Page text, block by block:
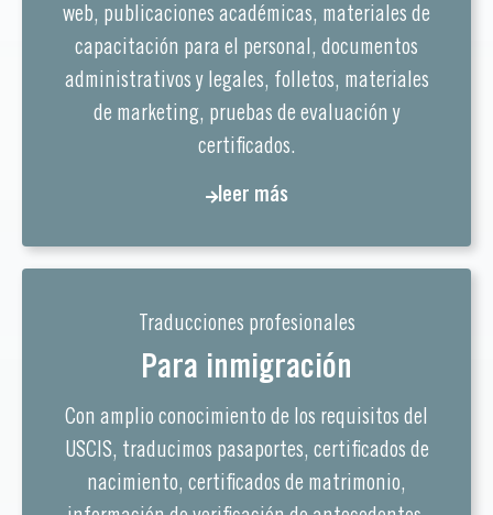
web, publicaciones académicas, materiales de
capacitación para el personal, documentos
administrativos y legales, folletos, materiales
de marketing, pruebas de evaluación y
certificados.
leer más
Traducciones profesionales
Para inmigración
Con amplio conocimiento de los requisitos del
USCIS, traducimos pasaportes, certificados de
nacimiento, certificados de matrimonio,